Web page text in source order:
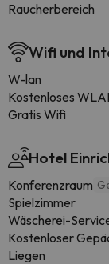
Raucherbereich
Wifi und
W-lan
Kostenloses
Gratis Wifi
Hotel
Konferenzraum
Spielzimmer
Wäscherei-
Kostenloser
Liegen